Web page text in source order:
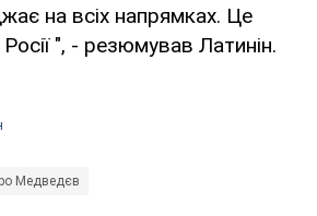
на всіх напрямках. Це
", - резюмував Латинін.
Медведєв